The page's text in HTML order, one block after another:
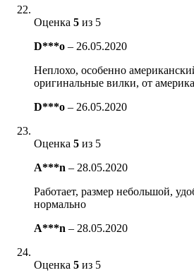
Оценка 5 из 5
D***o – 26.05.2020
Неплохо, особенно
оригинальные вилки, от
D***o – 26.05.2020
Оценка 5 из 5
A***n – 28.05.2020
Работает, размер небольшой,
нормально
A***n – 28.05.2020
Оценка 5 из 5